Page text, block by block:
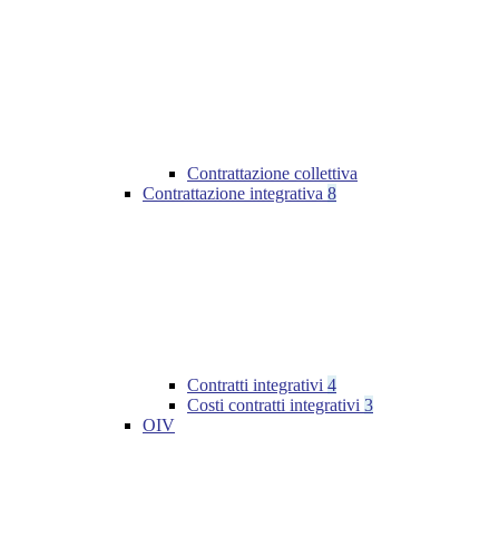
Contrattazione collettiva
Contrattazione integrativa 8
Contratti integrativi 4
Costi contratti integrativi 3
OIV